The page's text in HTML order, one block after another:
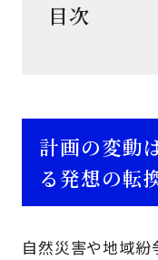
目次
計画の変動
る発想の転
自然災害や地域